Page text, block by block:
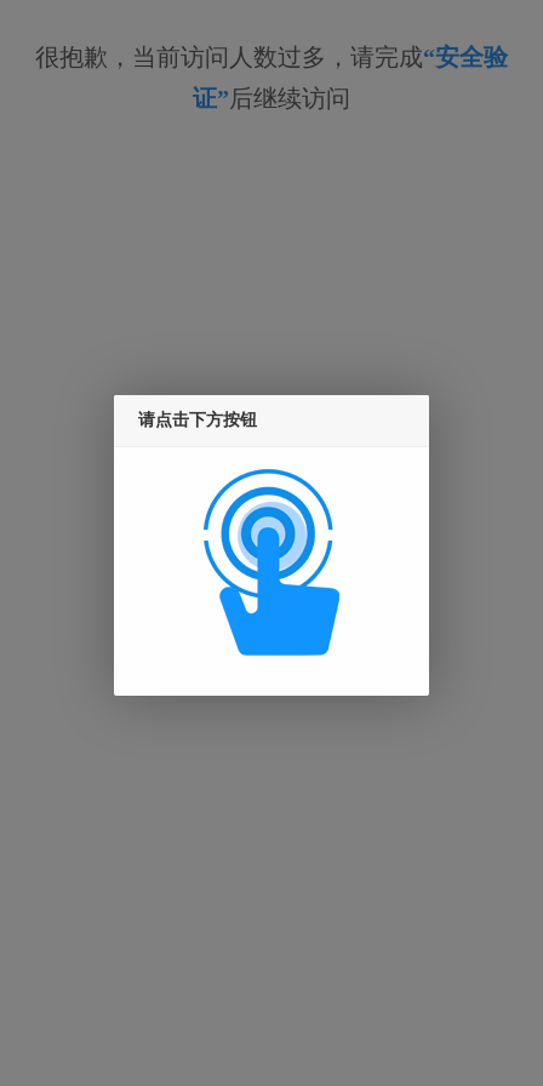
很抱歉，当前访问人数过多，请完成“安全验
证”后继续访问
请点击下方按钮